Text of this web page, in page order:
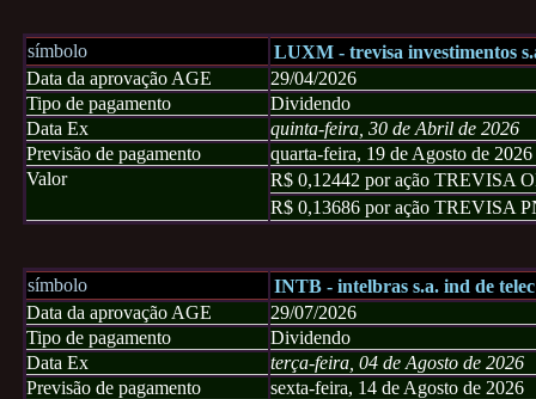
símbolo
LUXM - trevisa investimentos
Data da aprovação AGE
29/04/2026
Tipo de pagamento
Dividendo
Data Ex
quinta-feira, 30 de Abril de 2026
Previsão de pagamento
quarta-feira, 19 de Agosto de 2026
Valor
R$ 0,12442 por ação TREVISA
R$ 0,13686 por ação TREVISA
símbolo
INTB - intelbras s.a. ind de
Data da aprovação AGE
29/07/2026
Tipo de pagamento
Dividendo
Data Ex
terça-feira, 04 de Agosto de 2026
Previsão de pagamento
sexta-feira, 14 de Agosto de 2026